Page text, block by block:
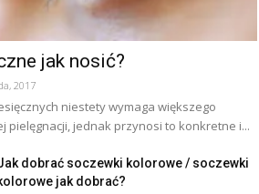
jak nosić?
2017
niestety wymaga większego
pielęgnacji, jednak przynosi to konkretne i...
dobrać soczewki kolorowe / soczewki
jak dobrać?